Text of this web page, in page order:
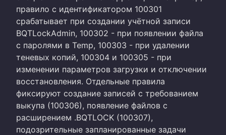
правило с идентификатором 100301
срабатывает при создании учётной записи
BQTLockAdmin, 100302 - при появлении файла
с паролями в Temp, 100303 - при удалении
теневых копий, 100304 и 100305 - при
изменении параметров загрузки и отключении
восстановления. Отдельные правила
фиксируют создание записей с требованием
выкупа (100306), появление файлов с
расширением .BQTLOCK (100307),
подозрительные запланированные задачи